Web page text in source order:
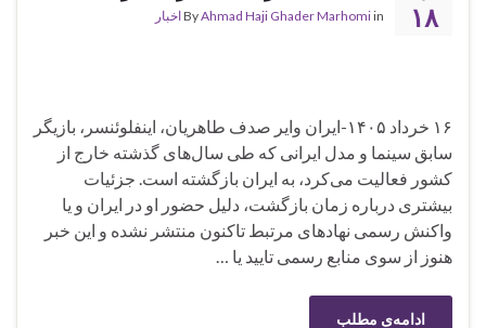
۱۸ ByAhmad Haji Ghader Marhomiin اخبار
۱۶ خرداد ۱۴۰۵-ایران وایر صدف طاهریان، اینفلوئنسر، بازیگر
سابق سینما و مدل ایرانی که طی سال‌های گذشته خارج از
کشور فعالیت می‌کرد، به ایران بازگشته است. جزئیات
بیشتری درباره زمان بازگشت، دلیل حضور او در ایران و یا
واکنش رسمی نهادهای مرتبط تاکنون منتشر نشده و این خبر
هنوز از سوی منابع رسمی تایید یا …
ادامه‌ی مطلب